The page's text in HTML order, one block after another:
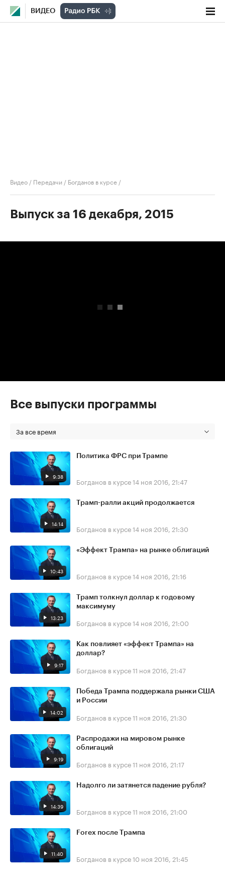
ВИДЕО
Видео / Передачи / Богданов в курсе /
Выпуск за 16 декабря, 2015
Все выпуски программы
За все время
9:38
Политика ФРС при Трампе
Богданов в курсе14 ноя 2016, 21:47
14:14
Трамп-ралли акций продолжается
Богданов в курсе14 ноя 2016, 21:30
10:43
«Эффект Трампа» на рынке облигаций
Богданов в курсе14 ноя 2016, 21:16
13:23
Трамп толкнул доллар к годовому
максимуму
Богданов в курсе14 ноя 2016, 21:00
9:17
Как повлияет «эффект Трампа» на
доллар?
Богданов в курсе11 ноя 2016, 21:47
14:02
Победа Трампа поддержала рынки США
и России
Богданов в курсе11 ноя 2016, 21:30
9:19
Распродажи на мировом рынке
облигаций
Богданов в курсе11 ноя 2016, 21:17
14:39
Надолго ли затянется падение рубля?
Богданов в курсе11 ноя 2016, 21:00
11:40
Forex после Трампа
Богданов в курсе10 ноя 2016, 21:45